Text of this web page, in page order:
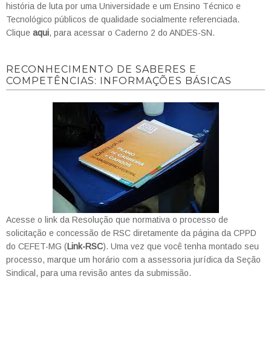
história de luta por uma Universidade e um Ensino Técnico e
Tecnológico públicos de qualidade socialmente referenciada.
Clique aqui, para acessar o Caderno 2 do ANDES-SN.
RECONHECIMENTO DE SABERES E
COMPETÊNCIAS: INFORMAÇÕES BÁSICAS
Acesse o link da Resolução que normativa o processo de
solicitação e concessão de RSC diretamente da página da CPPD
do CEFET-MG (Link-RSC). Uma vez que você tenha montado seu
processo, marque um horário com a assessoria jurídica da Seção
Sindical, para uma revisão antes da submissão.